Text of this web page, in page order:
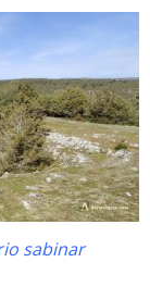
sabinar